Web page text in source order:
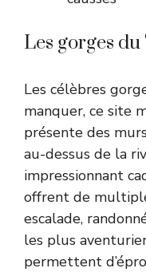
Les gorges
Les célèbres
manquer, ce site
présente des
au-dessus de la
impressionnant
offrent de
escalade,
les plus
permettent